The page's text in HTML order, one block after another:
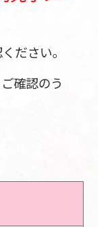
ださい。
確認のう